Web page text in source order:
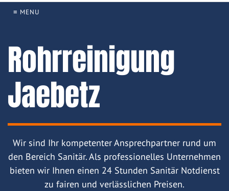
≡ MENU
Rohrreinigung
Jaebetz
Wir sind Ihr kompetenter Ansprechpartner rund um
den Bereich Sanitär. Als professionelles Unternehmen
bieten wir Ihnen einen 24 Stunden Sanitär Notdienst
zu fairen und verlässlichen Preisen.